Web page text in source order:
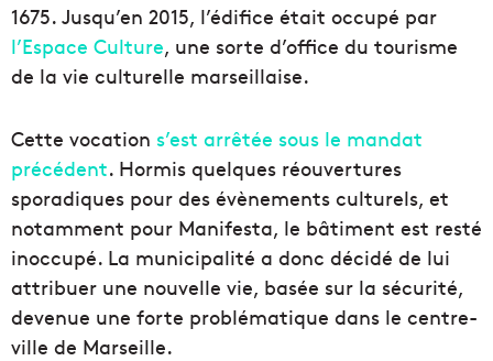
1675. Jusqu’en 2015, l’édifice était occupé par
l’Espace Culture, une sorte d’office du tourisme
de la vie culturelle marseillaise.
Cette vocation s’est arrêtée sous le mandat
précédent. Hormis quelques réouvertures
sporadiques pour des évènements culturels, et
notamment pour Manifesta, le bâtiment est resté
inoccupé. La municipalité a donc décidé de lui
attribuer une nouvelle vie, basée sur la sécurité,
devenue une forte problématique dans le centre-
ville de Marseille.